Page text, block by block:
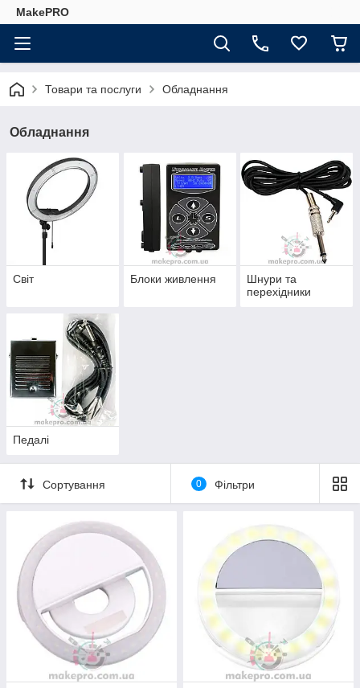
MakePRO
Товари та послуги Обладнання
Обладнання
Світ Блоки живлення
Шнури та
перехідники
Педалі
Сортування 0 Фільтри